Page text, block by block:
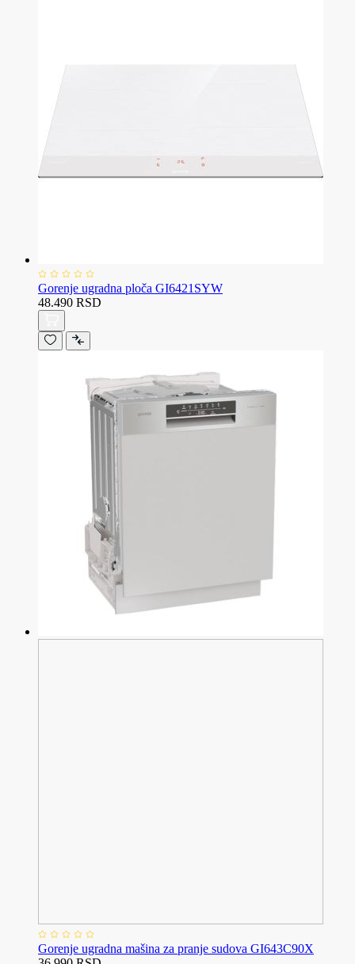
Gorenje ugradna ploča GI6421SYW
48.490 RSD
Gorenje ugradna mašina za pranje sudova GI643C90X